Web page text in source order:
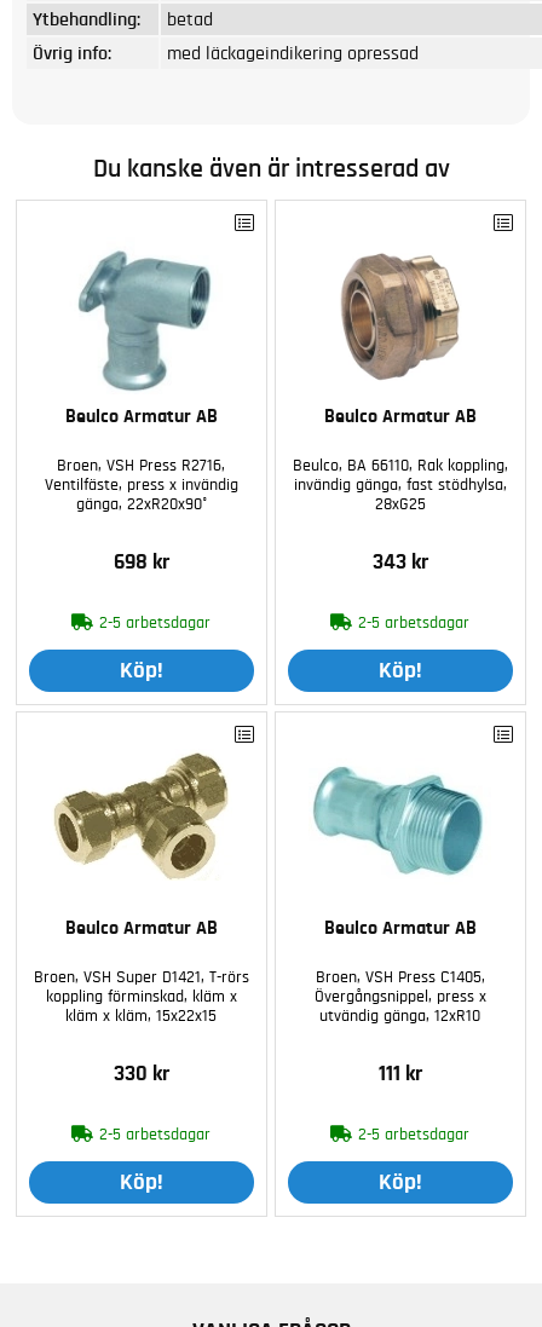
Ytbehandling:
betad
Övrig info:
med läckageindikering opressad
Du kanske även är intresserad av
Beulco Armatur AB
Broen, VSH Press R2716,
Ventilfäste, press x invändig
gänga, 22xR20x90°
698 kr
2-5 arbetsdagar
Köp!
Beulco Armatur AB
Beulco, BA 66110, Rak koppling,
invändig gänga, fast stödhylsa,
28xG25
343 kr
2-5 arbetsdagar
Köp!
Beulco Armatur AB
Broen, VSH Super D1421, T-rörs
koppling förminskad, kläm x
kläm x kläm, 15x22x15
330 kr
2-5 arbetsdagar
Köp!
Beulco Armatur AB
Broen, VSH Press C1405,
Övergångsnippel, press x
utvändig gänga, 12xR10
111 kr
2-5 arbetsdagar
Köp!